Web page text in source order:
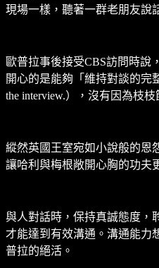
現場一樣，聽著一群老朋友說
歐普拉事後接受CBS訪問時說
開心的是能夠「維持對談的完
the interview.），沒有因為枝
縱然英國王室宛如小說般的恩
讓哈利與梅根敞開心胸的功夫
與人對話時，保持真誠態度，
才能達到有效溝通。溝通能力
普拉的絕活。